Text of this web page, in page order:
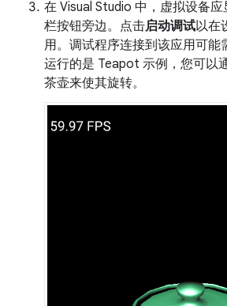
在 Visual Studio 中，虚拟设备应
栏按钮旁边。点击启动调试以在
用。调试程序连接到该应用可能
运行的是 Teapot 示例，您可以
茶壶来使其旋转。